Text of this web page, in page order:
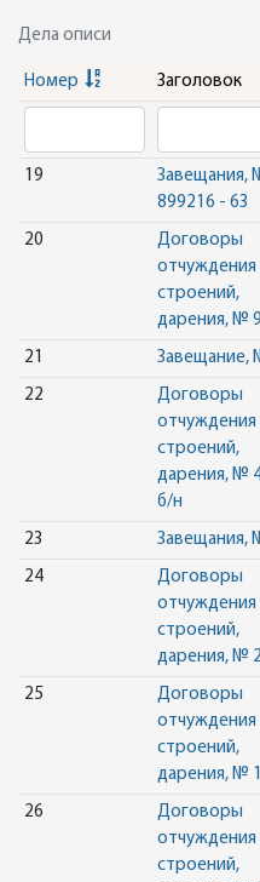
Дела описи
Номер Заголовок
19
Завещания,
899216 - 63
20
Договоры
отчуждения
строений,
дарения, №
21 Завещание,
22
Договоры
отчуждения
строений,
дарения, №
б/н
23 Завещания,
24
Договоры
отчуждения
строений,
дарения, №
25
Договоры
отчуждения
строений,
дарения, №
26
Договоры
отчуждения
строений,